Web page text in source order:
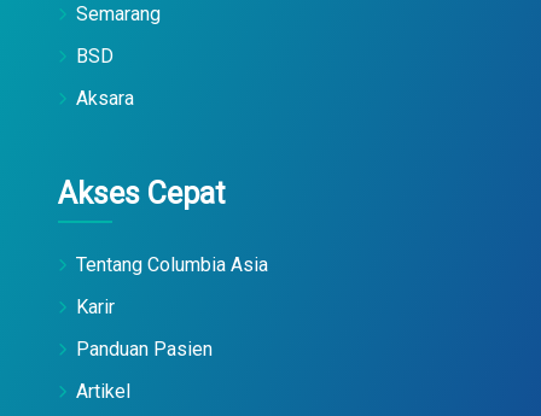
Semarang
BSD
Aksara
Akses Cepat
Tentang Columbia Asia
Karir
Panduan Pasien
Artikel